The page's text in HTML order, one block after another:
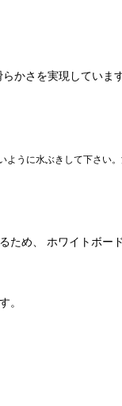
かさを実現していま
ように水ぶきして下さい
ため、
ホワイトボー
。